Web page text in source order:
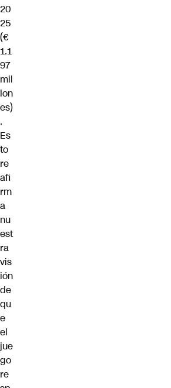
20
25
(€
1.1
97
mil
lon
es)
.
Es
to
re
afi
rm
a
nu
est
ra
vis
ión
de
qu
e
el
jue
go
re